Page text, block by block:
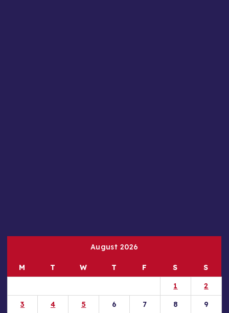
August 2026
M T W T F S
S
1
2
3
4 5 6 7 8 9